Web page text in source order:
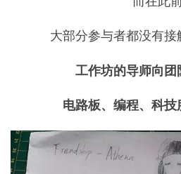
大部分参与者都没有
工作坊的导师向团
电路板、编程、科